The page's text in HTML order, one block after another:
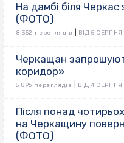
На дамбі біля
(ФОТО)
8 352 переглядів ВІД 5 СЕРПНЯ
Черкащан
коридор»
5 896 переглядів ВІД 4 СЕРПНЯ
Після понад
на Черкащину
(ФОТО)